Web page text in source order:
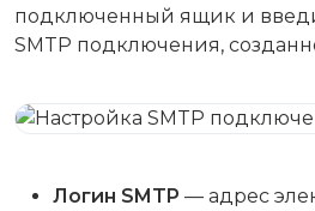
подключенный ящик и
SMTP подключения,
Логин SMTP — адрес